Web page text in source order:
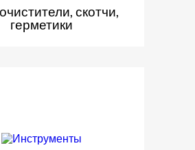
скотчи,
герметики